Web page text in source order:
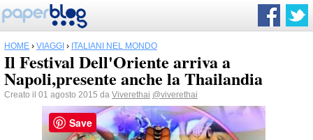
HOME › VIAGGI › ITALIANI NEL MONDO
Il Festival Dell'Oriente arriva a
Napoli,presente anche la Thailandia
Creato il 01 agosto 2015 da Viverethai @viverethai
Save